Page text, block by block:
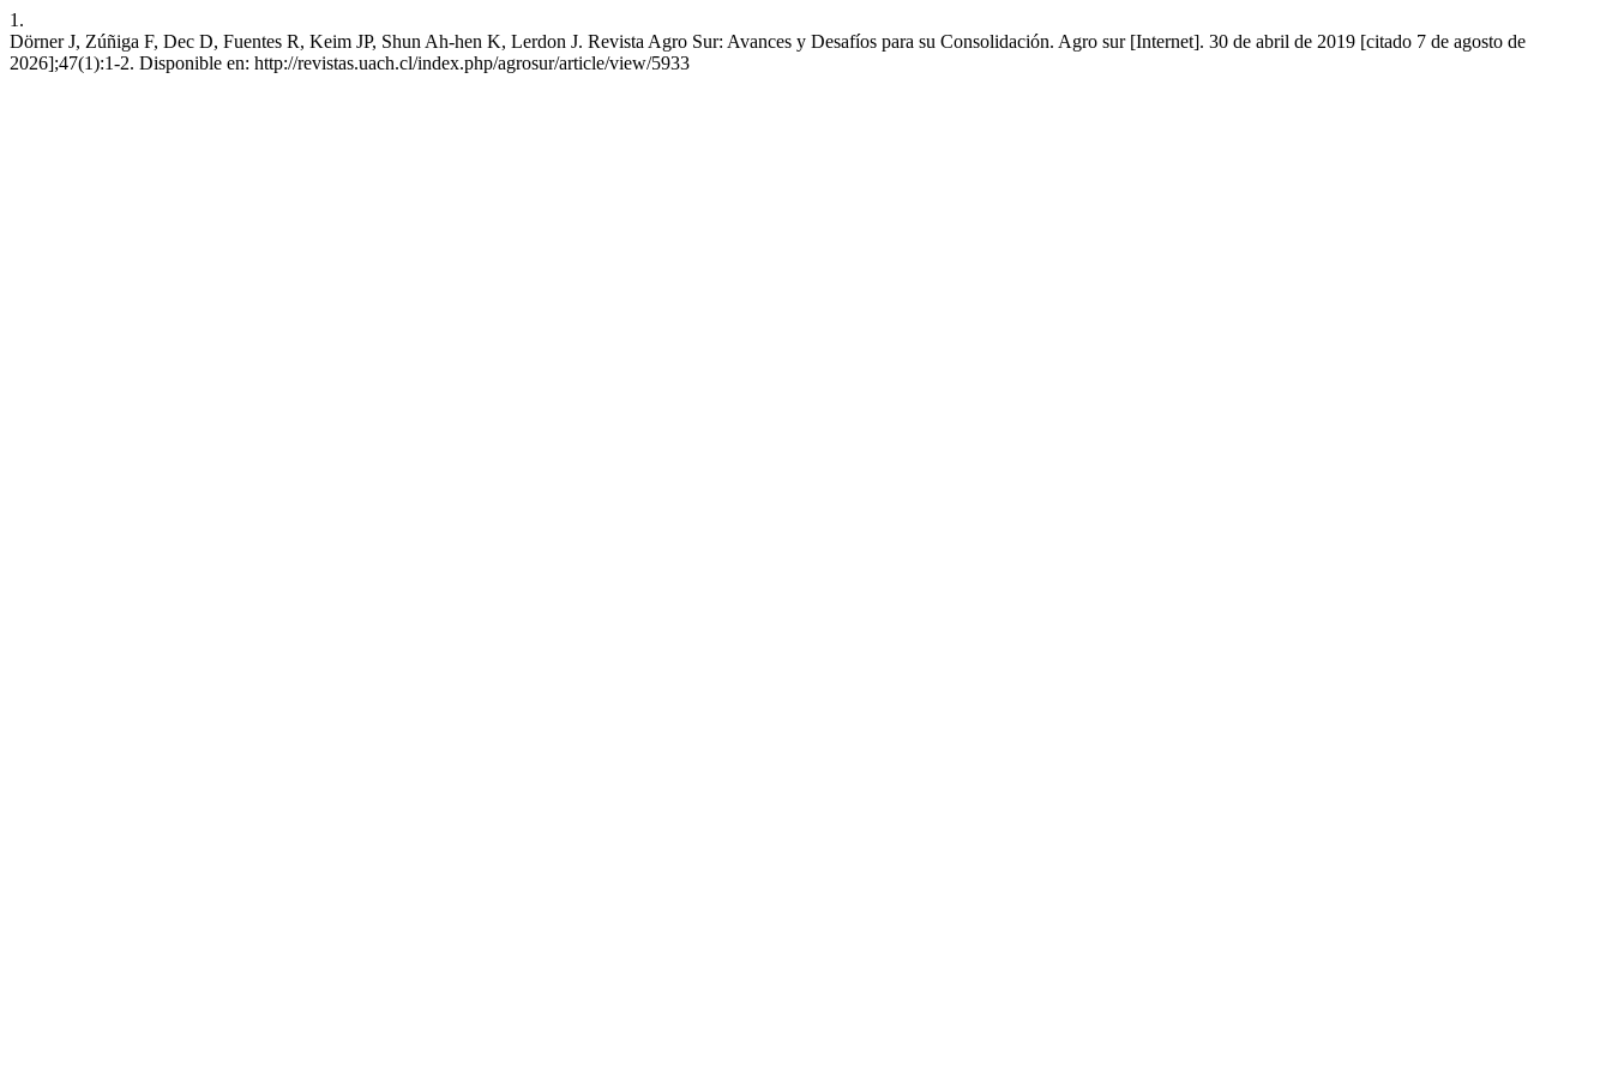
1.
Dörner J, Zúñiga F, Dec D, Fuentes R, Keim JP, Shun Ah-hen K, Lerdon J. Revista Agro Sur: Avances y Desafíos para su Consolidación. Agro sur [Internet]. 30 de abril de 2019 [citado 7 de agosto de
2026];47(1):1-2. Disponible en: http://revistas.uach.cl/index.php/agrosur/article/view/5933